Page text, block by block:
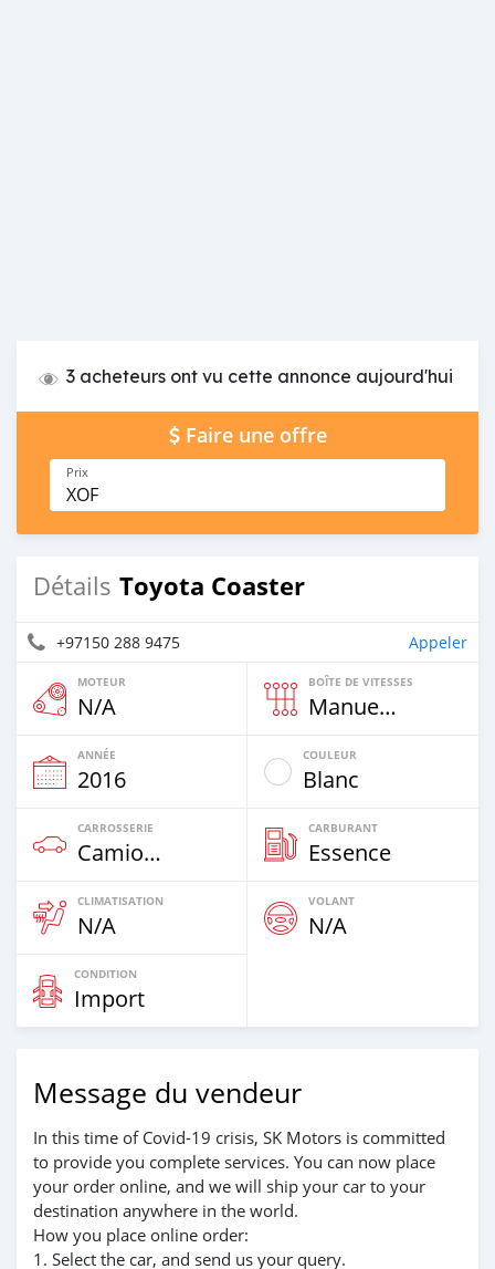
3 acheteurs ont vu cette annonce aujourd'hui
Faire une offre
Prix
XOF
Détails Toyota Coaster
+97150 288 9475 Appeler
MOTEUR
N/A
BOÎTE DE VITESSES
Manuelle
ANNÉE
2016
COULEUR
Blanc
CARROSSERIE
Camion De Plus De 7,5t
CARBURANT
Essence
CLIMATISATION
N/A
VOLANT
N/A
CONDITION
Import
Message du vendeur
In this time of Covid-19 crisis, SK Motors is committed
to provide you complete services. You can now place
your order online, and we will ship your car to your
destination anywhere in the world.
How you place online order:
1. Select the car, and send us your query.